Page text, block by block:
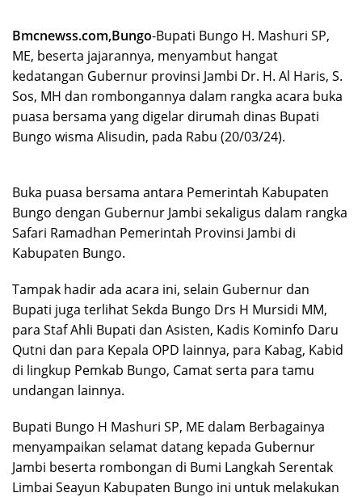
Bmcnewss.com,Bungo-Bupati Bungo H. Mashuri SP,
ME, beserta jajarannya, menyambut hangat
kedatangan Gubernur provinsi Jambi Dr. H. Al Haris, S.
Sos, MH dan rombongannya dalam rangka acara buka
puasa bersama yang digelar dirumah dinas Bupati
Bungo wisma Alisudin, pada Rabu (20/03/24).
Buka puasa bersama antara Pemerintah Kabupaten
Bungo dengan Gubernur Jambi sekaligus dalam rangka
Safari Ramadhan Pemerintah Provinsi Jambi di
Kabupaten Bungo.
Tampak hadir ada acara ini, selain Gubernur dan
Bupati juga terlihat Sekda Bungo Drs H Mursidi MM,
para Staf Ahli Bupati dan Asisten, Kadis Kominfo Daru
Qutni dan para Kepala OPD lainnya, para Kabag, Kabid
di lingkup Pemkab Bungo, Camat serta para tamu
undangan lainnya.
Bupati Bungo H Mashuri SP, ME dalam Berbagainya
menyampaikan selamat datang kepada Gubernur
Jambi beserta rombongan di Bumi Langkah Serentak
Limbai Seayun Kabupaten Bungo ini untuk melakukan